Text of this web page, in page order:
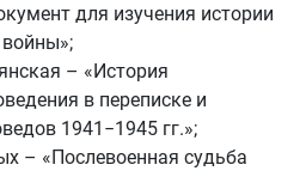
для изучения истории
– «История
в переписке и
1941−1945 гг.»;
– «Послевоенная судьба